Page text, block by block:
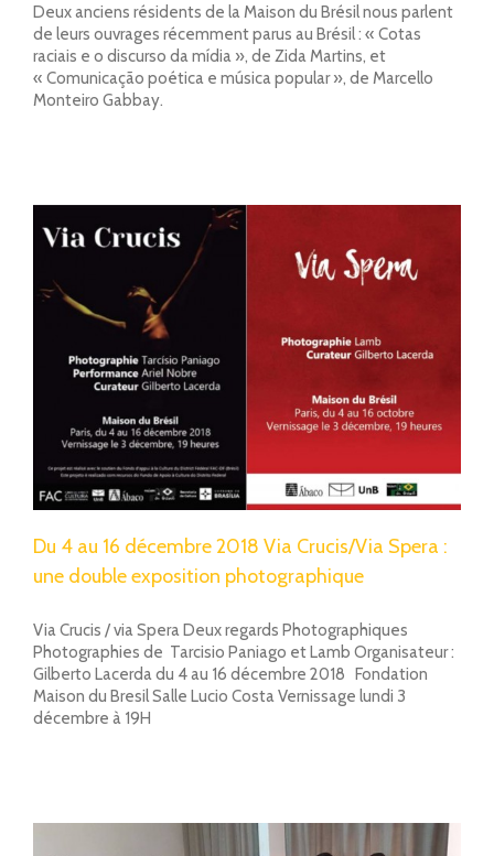
Deux anciens résidents de la Maison du Brésil nous parlent
de leurs ouvrages récemment parus au Brésil : « Cotas
raciais e o discurso da mídia », de Zida Martins, et
« Comunicação poética e música popular », de Marcello
Monteiro Gabbay.
Du 4 au 16 décembre 2018 Via Crucis/Via Spera :
une double exposition photographique
Via Crucis / via Spera Deux regards Photographiques
Photographies de Tarcisio Paniago et Lamb Organisateur :
Gilberto Lacerda du 4 au 16 décembre 2018 Fondation
Maison du Bresil Salle Lucio Costa Vernissage lundi 3
décembre à 19H